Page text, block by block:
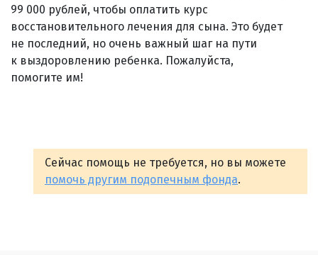
99 000 рублей, чтобы оплатить курс
восстановительного лечения для сына. Это будет
не последний, но очень важный шаг на пути
к выздоровлению ребенка. Пожалуйста,
помогите им!
Сейчас помощь не требуется, но вы можете
помочь другим подопечным фонда.